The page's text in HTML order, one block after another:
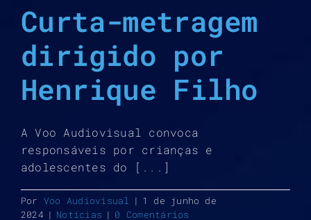
Curta-metragem
dirigido por
Henrique Filho
A Voo Audiovisual convoca
responsáveis por crianças e
adolescentes do [...]
Por Voo Audiovisual | 1 de junho de
2024 | Notícias | 0 Comentários